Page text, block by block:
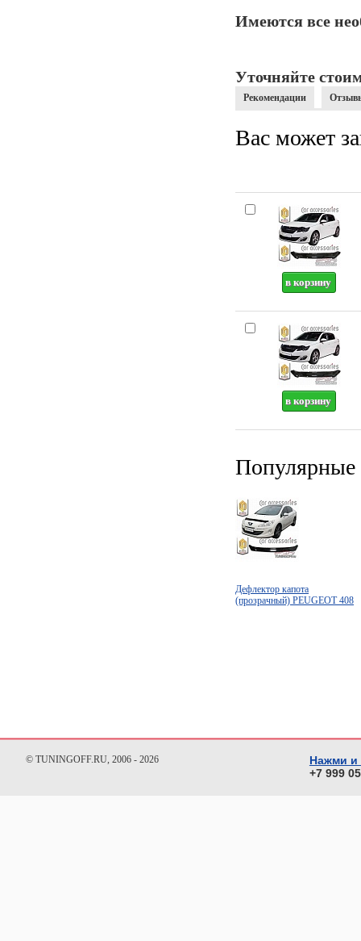
Имеются все
Уточняйте
Рекомендации
Вас может
Популярные
Дефлектор капота
(прозрачный) PEUGEOT 408
© TUNINGOFF.RU, 2006 - 2026
Нажми и
+7 999